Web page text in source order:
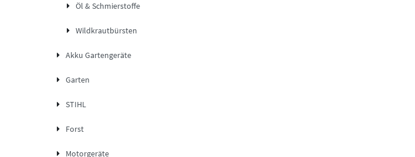
Öl & Schmierstoffe
Wildkrautbürsten
Akku Gartengeräte
Garten
STIHL
Forst
Motorgeräte